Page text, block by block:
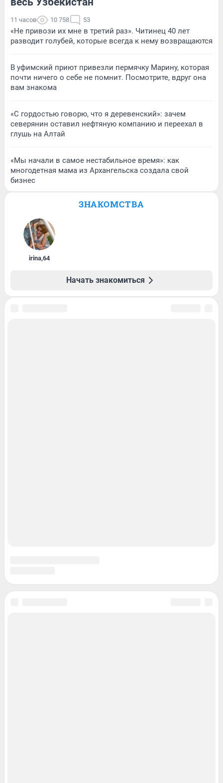
11 часов 10 758 53
«Не привози их мне в третий раз». Читинец 40 лет
разводит голубей, которые всегда к нему возвращаются
В уфимский приют привезли пермячку Марину, которая
почти ничего о себе не помнит. Посмотрите, вдруг она
вам знакома
«С гордостью говорю, что я деревенский»: зачем
северянин оставил нефтяную компанию и переехал в
глушь на Алтай
«Мы начали в самое нестабильное время»: как
многодетная мама из Архангельска создала свой
бизнес
ЗНАКОМСТВА
irina,64
Начать знакомиться